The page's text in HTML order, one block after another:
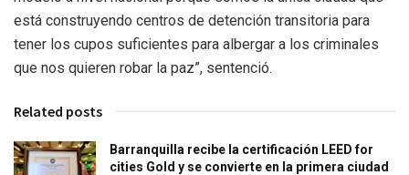
está construyendo centros de detención transitoria para
tener los cupos suficientes para albergar a los criminales
que nos quieren robar la paz”, sentenció.
Related posts
Barranquilla recibe la certificación LEED for
cities Gold y se convierte en la primera ciudad